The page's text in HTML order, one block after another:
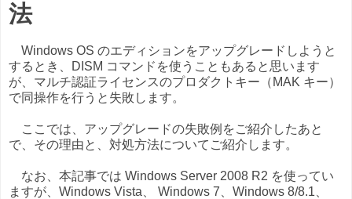
法
Windows OS のエディションをアップグレードしようと
するとき、DISM コマンドを使うこともあると思います
が、マルチ認証ライセンスのプロダクトキー（MAK キー）
で同操作を行うと失敗します。
ここでは、アップグレードの失敗例をご紹介したあと
で、その理由と、対処方法についてご紹介します。
なお、本記事では Windows Server 2008 R2 を使ってい
ますが、Windows Vista、 Windows 7、Windows 8/8.1、